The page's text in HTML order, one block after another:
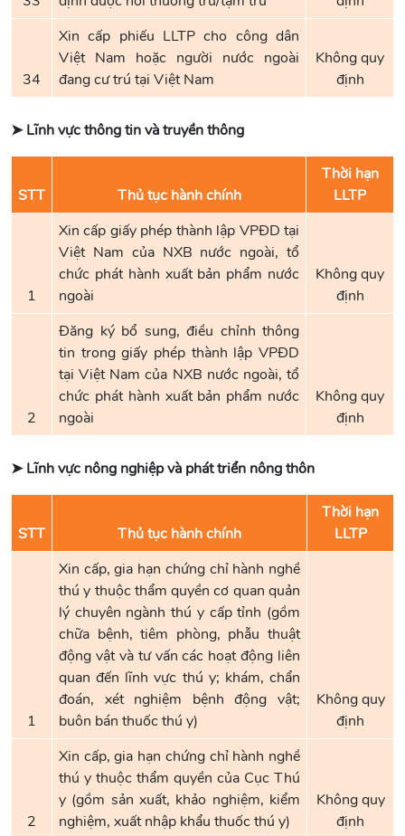
34
Xin cấp phiếu LLTP cho công dân
Việt Nam hoặc người nước ngoài
đang cư trú tại Việt Nam
Không quy
định
➤ Lĩnh vực thông tin và truyền thông
STT Thủ tục hành chính
Thời hạn
LLTP
1
Xin cấp giấy phép thành lập VPĐD tại
Việt Nam của NXB nước ngoài, tổ
chức phát hành xuất bản phẩm nước
ngoài
Không quy
định
2
Đăng ký bổ sung, điều chỉnh thông
tin trong giấy phép thành lập VPĐD
tại Việt Nam của NXB nước ngoài, tổ
chức phát hành xuất bản phẩm nước
ngoài
Không quy
định
➤ Lĩnh vực nông nghiệp và phát triển nông thôn
STT Thủ tục hành chính
Thời hạn
LLTP
1
Xin cấp, gia hạn chứng chỉ hành nghề
thú y thuộc thẩm quyền cơ quan quản
lý chuyên ngành thú y cấp tỉnh (gồm
chữa bệnh, tiêm phòng, phẫu thuật
động vật và tư vấn các hoạt động liên
quan đến lĩnh vực thú y; khám, chẩn
đoán, xét nghiệm bệnh động vật;
buôn bán thuốc thú y)
Không quy
định
2
Xin cấp, gia hạn chứng chỉ hành nghề
thú y thuộc thẩm quyền của Cục Thú
y (gồm sản xuất, khảo nghiệm, kiểm
nghiệm, xuất nhập khẩu thuốc thú y)
Không quy
định